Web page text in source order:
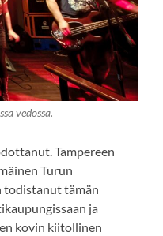
vedossa.
Tampereen
Turun
todistanut tämän
ja
kovin kiitollinen